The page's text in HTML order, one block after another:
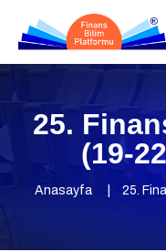
25.
(19-
Anasayfa 25.